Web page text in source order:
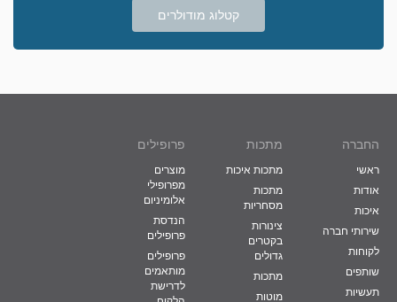
קטלוג מודולרים
החברה
ראשי
אודות
איכות
שירותי חברה
לקוחות
שותפים
תעשיות
מתכות
מתכות איכות
מתכות
מסחריות
צינורות
בקטרים
גדולים
מתכות
מוטות
פרופילים
מוצרים
מפרופילי
אלומיניום
הנדסת
פרופילים
פרופילים
מותאמים
לדרישת